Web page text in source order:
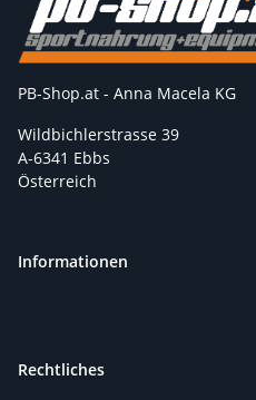
PB-Shop.at - Anna Macela KG
Wildbichlerstrasse 39
A-6341 Ebbs
Österreich
Informationen
Rechtliches